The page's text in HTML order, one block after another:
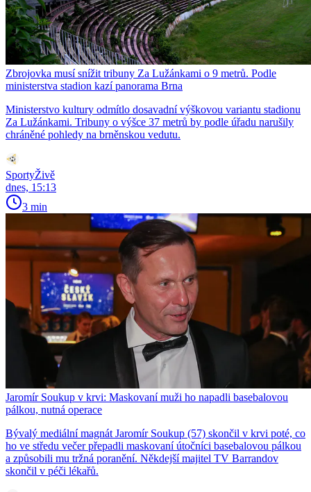
Zbrojovka musí snížit tribuny Za Lužánkami o 9 metrů. Podle
ministerstva stadion kazí panorama Brna
Ministerstvo kultury odmítlo dosavadní výškovou variantu stadionu
Za Lužánkami. Tribuny o výšce 37 metrů by podle úřadu narušily
chráněné pohledy na brněnskou vedutu.
SportyŽivě
dnes, 15:13
3 min
Jaromír Soukup v krvi: Maskovaní muži ho napadli basebalovou
pálkou, nutná operace
Bývalý mediální magnát Jaromír Soukup (57) skončil v krvi poté, co
ho ve středu večer přepadli maskovaní útočníci basebalovou pálkou
a způsobili mu tržná poranění. Někdejší majitel TV Barrandov
skončil v péči lékařů.